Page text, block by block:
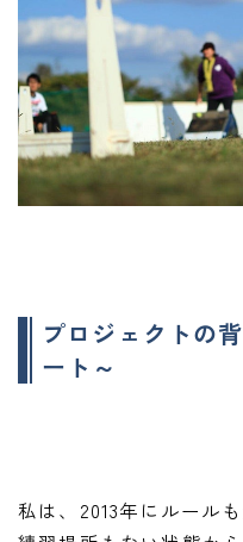
プロジェクトの
ート～
私は、2013年にルール